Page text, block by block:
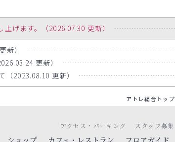
げます。（2026.07.30 更新）
新）
更新）
2023.08.10 更新）
アトレ総合トップ
ショップ カフェ・レストラン フロアガイド
アクセス・パーキング スタッフ募集